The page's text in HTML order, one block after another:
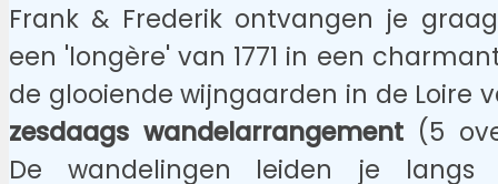
Frank & Frederik ontvangen je
een 'longère' van 1771 in een
de glooiende wijngaarden in de Loire
zesdaags wandelarrangement (5
De wandelingen leiden je langs